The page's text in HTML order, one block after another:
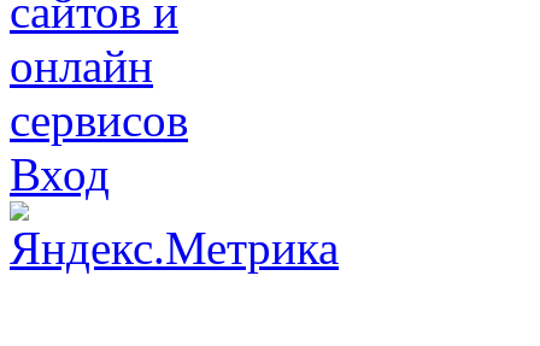
Вход